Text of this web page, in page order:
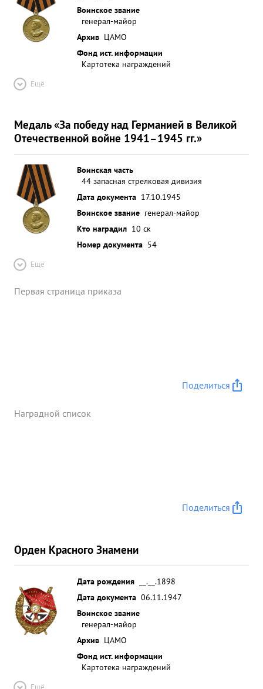
Воинское звание
генерал-майор
Архив ЦАМО
Фонд ист. информации
Картотека награждений
Ещё
Медаль «За победу над Германией в Великой
Отечественной войне 1941–1945 гг.»
Воинская часть
44 запасная стрелковая дивизия
Дата документа 17.10.1945
Воинское звание генерал-майор
Кто наградил 10 ск
Номер документа 54
Ещё
Первая страница приказа
Поделиться
Наградной список
Поделиться
Орден Красного Знамени
Дата рождения
__.__.1898
Дата документа 06.11.1947
Воинское звание
генерал-майор
Архив ЦАМО
Фонд ист. информации
Картотека награждений
Ещё